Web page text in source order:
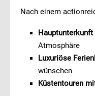
Nach einem
Atmosphäre
Luxuriöse
wünschen
Küstentouren